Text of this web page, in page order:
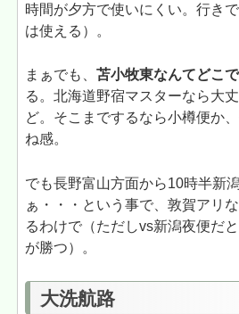
時間が夕方で使いにくい。行き
は使える）。
まぁでも、苫小牧東なんてどこ
る。北海道野宿マスターなら大
ど。そこまでするなら小樽便か
ね感。
でも長野富山方面から10時半新
ぁ・・・という事で、敦賀アリ
るわけで（ただしvs新潟夜便だ
が勝つ）。
大洗航路